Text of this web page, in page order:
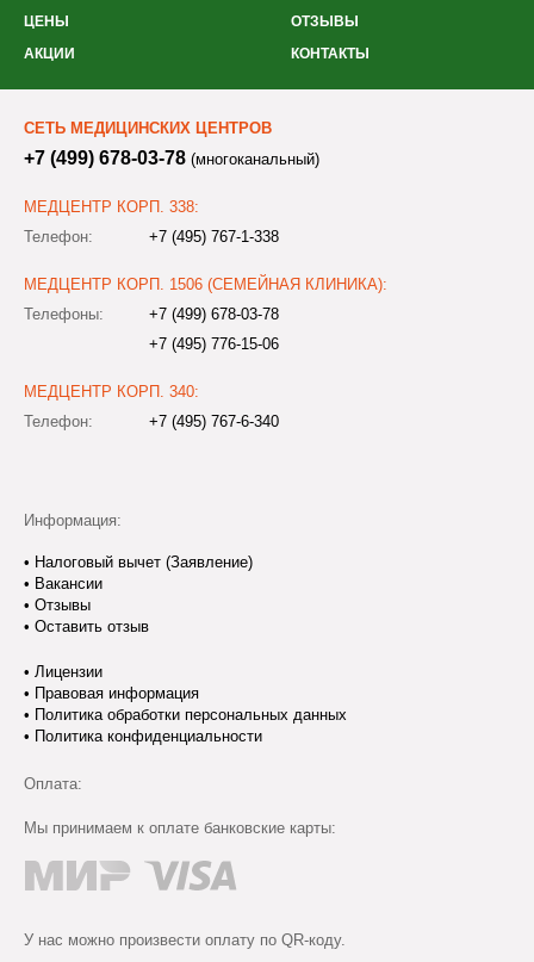
ЦЕНЫ
ОТЗЫВЫ
АКЦИИ
КОНТАКТЫ
СЕТЬ МЕДИЦИНСКИХ ЦЕНТРОВ
+7 (499) 678-03-78 (многоканальный)
МЕДЦЕНТР КОРП. 338:
Телефон:
+7 (495) 767-1-338
МЕДЦЕНТР КОРП. 1506 (СЕМЕЙНАЯ КЛИНИКА):
Телефоны:
+7 (499) 678-03-78
+7 (495) 776-15-06
МЕДЦЕНТР КОРП. 340:
Телефон:
+7 (495) 767-6-340
Информация:
• Налоговый вычет (Заявление)
• Вакансии
• Отзывы
• Оставить отзыв
• Лицензии
• Правовая информация
• Политика обработки персональных данных
• Политика конфиденциальности
Оплата:
Мы принимаем к оплате банковские карты:
У нас можно произвести оплату по QR-коду.